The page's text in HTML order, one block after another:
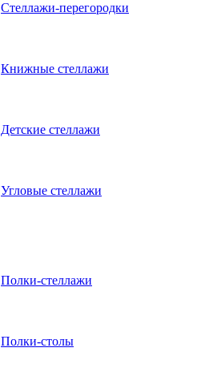
Стеллажи-перегородки
Книжные стеллажи
Детские стеллажи
Угловые стеллажи
Полки-стеллажи
Полки-столы